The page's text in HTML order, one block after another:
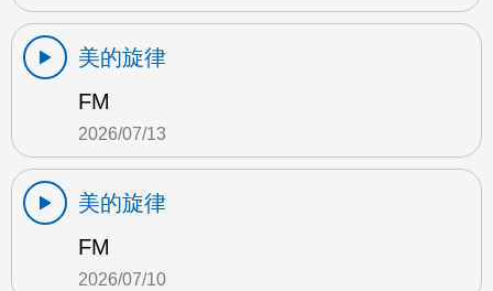
美的旋律
FM
2026/07/13
美的旋律
FM
2026/07/10